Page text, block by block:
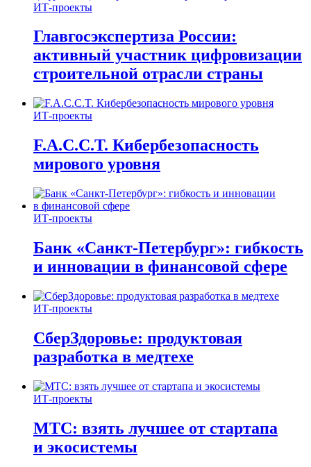
ИТ-проекты
Главгосэкспертиза России:
активный участник цифровизации
строительной отрасли страны
ИТ-проекты
F.A.C.C.T. Кибербезопасность
мирового уровня
ИТ-проекты
Банк «Санкт-Петербург»: гибкость
и инновации в финансовой сфере
ИТ-проекты
СберЗдоровье: продуктовая
разработка в медтехе
ИТ-проекты
МТС: взять лучшее от стартапа
и экосистемы